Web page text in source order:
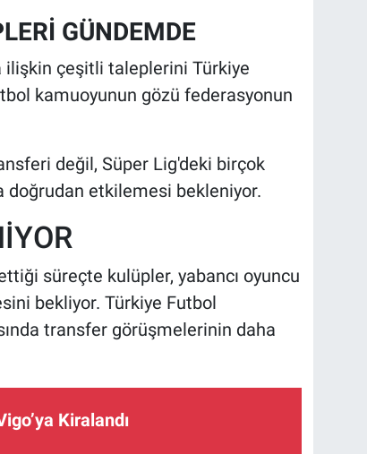
GÜNDEMDE
ilişkin çeşitli taleplerini Türkiye
kamuoyunun gözü federasyonun
değil, Süper Lig'deki birçok
doğrudan etkilemesi bekleniyor.
süreçte kulüpler, yabancı oyuncu
bekliyor. Türkiye Futbol
transfer görüşmelerinin daha
Kiralandı